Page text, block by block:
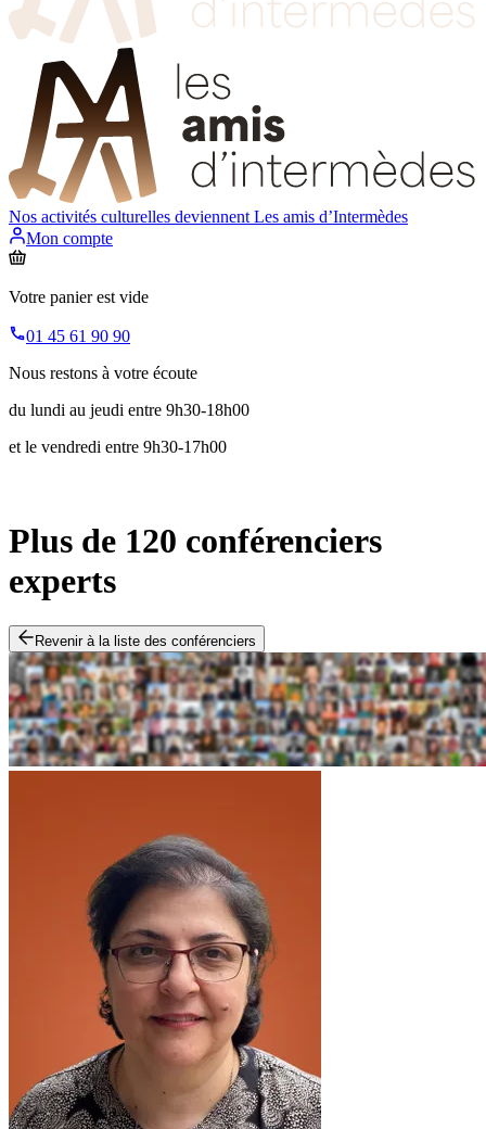
Nos activités culturelles deviennent Les amis d’Intermèdes
Mon compte
Votre panier est vide
01 45 61 90 90
Nous restons à votre écoute
du lundi au jeudi entre 9h30-18h00
et le vendredi entre 9h30-17h00
Plus de 120 conférenciers
experts
Revenir à la liste des conférenciers